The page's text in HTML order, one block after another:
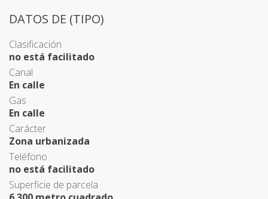
DATOS DE (TIPO)
Clasificación
no está facilitado
Canal
En calle
Gas
En calle
Carácter
Zona urbanizada
Teléfono
no está facilitado
Superficie de parcela